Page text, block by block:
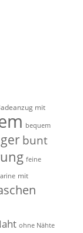
mit
bequem
bunt
feine
mit
ohne Nähte